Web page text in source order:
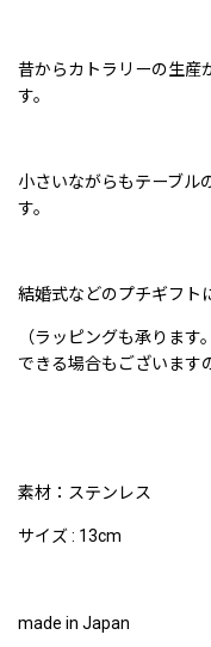
昔からカトラリーの生産
す。
小さいながらもテーブル
す。
結婚式などのプチギフト
（ラッピングも承りま
できる場合もございます
素材：ステンレス
サイズ : 13cm
made in Japan